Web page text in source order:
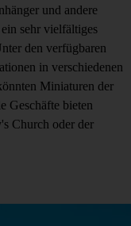
und andere
sehr vielfältiges
den verfügbaren
in verschiedenen
Miniaturen der
Geschäfte bieten
Church oder der